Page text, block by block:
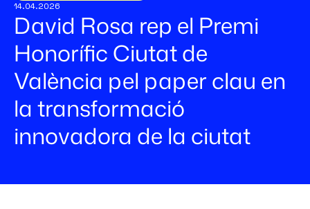
14.04.2026
David Rosa rep el Premi
Honorífic Ciutat de
València pel paper clau en
la transformació
innovadora de la ciutat